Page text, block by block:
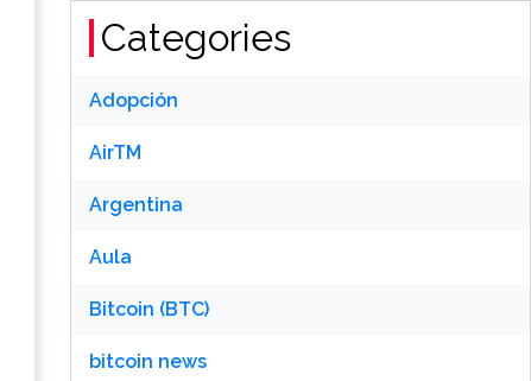
Categories
Adopción
AirTM
Argentina
Aula
Bitcoin (BTC)
bitcoin news